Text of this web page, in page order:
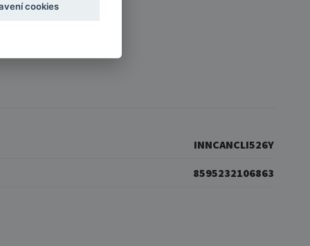
INNCANCLI526Y
8595232106863
cookies